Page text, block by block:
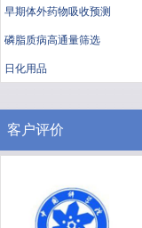
早期体外药物吸收预测
磷脂质病高通量筛选
日化用品
客户评价